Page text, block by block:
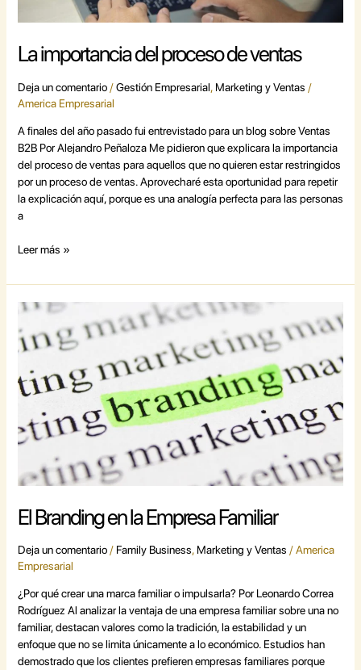
La importancia del proceso de ventas
Deja un comentario /Gestión Empresarial, Marketing y Ventas /
America Empresarial
A finales del año pasado fui entrevistado para un blog sobre Ventas
B2B Por Alejandro Peñaloza Me pidieron que explicara la importancia
del proceso de ventas para aquellos que no quieren estar restringidos
por un proceso de ventas. Aprovecharé esta oportunidad para repetir
la explicación aquí, porque es una analogía perfecta para las personas
a
Leer más »
El Branding en la Empresa Familiar
Deja un comentario / Family Business, Marketing y Ventas /America
Empresarial
¿Por qué crear una marca familiar o impulsarla? Por Leonardo Correa
Rodríguez Al analizar la ventaja de una empresa familiar sobre una no
familiar, destacan valores como la tradición, la estabilidad y un
enfoque que no se limita únicamente a lo económico. Estudios han
demostrado que los clientes prefieren empresas familiares porque
El
Branding
en
Empresa
Familiar